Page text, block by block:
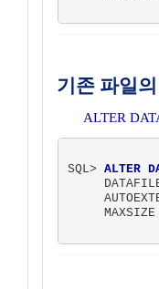
기존 파일
ALTER
SQL> ALTER
MAXSIZE